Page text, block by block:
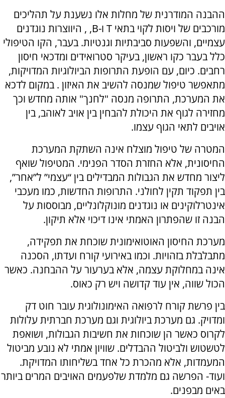
ההבנה המודרנית של מחלות אלו נשענת על תהליכים
מורכבים של ויסות לקוי בתאי T ו-B, , היווצרות נוגדנים
עצמיים, והשפעות סביבתיות וגנטיות. בעבר, הקו הטיפולי
כלל בעבר כקו ראשון, בעיקר סטרואידים ומדכאי חיסון
רחבים. כיום, עם הופעת התרופות הביולוגיות המדויקות,
מתאפשר טיפול שמנסה להשיב את האיזון . במקום לדכא
את המערכת, התרופה מנסה "לחנך" אותה מחדש וכך
מחזירה לגוף את היכולת להבחין בין אויב לאוהב, בין
אויבים לתאי הגוף עצמו.
המטרה של טיפול מוצלח אינה השתקת המערכת
החיסונית, אלא החזרת הסדר הפנימי. המטיפול שואף
ליצור מחדש את הגבולות המבדילים בין “עצמי” ל”אחר”,
בין תפקוד תקין לחולני. התרופות החדשות, כמו מעכבי
אינטרלוקינים או נוגדנים מונוקלונליים, מבוססות על
הבנה זו שהפתרון האמתי אינו דיכוי אלא תיקון.
מערכת החיסון האוטואימונית שוכחת את תפקידה,
מתבלבלת בזהויות. וכמו באירועי קורח ועדתו, הסכנה
אינה במחלוקת עצמה, אלא בערעור על ההבחנה. כאשר
הכול שווה, אין עוד קדושה ויש רק כאוס.
בין פרשת קורח לרפואה האימונולוגית עובר חוט דק
ומדויק. גם מערכת ביולוגית וגם מערכת חברתית עלולות
לקרוס כאשר הן שוכחות את חשיבות הגבולות, ושואפת
לטשטוש ולביטול ההבדלים. שוויון אמתי לא נובע מביטול
המעמדות, אלא מהכרת כל אחד בשליחותו המדויקת.
ועוד- הפרשה גם מלמדת שלפעמים האויבים המרים ביותר
באים מבפנים.